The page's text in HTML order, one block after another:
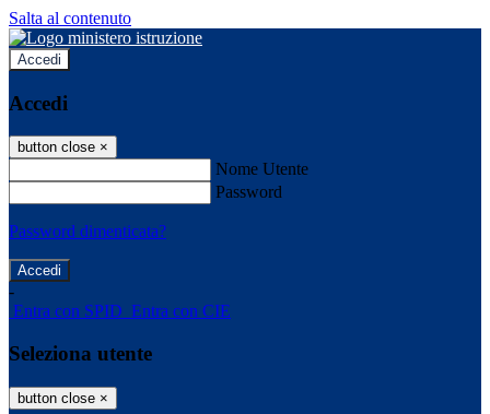
Salta al contenuto
Accedi
Accedi
button close ×
Nome Utente
Password
Password dimenticata?
-
Entra con SPID Entra con CIE
Seleziona utente
button close ×